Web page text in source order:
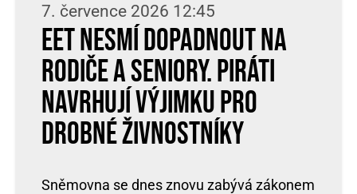
7. července 2026 12:45
EET nesmí dopadnout na
rodiče a seniory. Piráti
navrhují výjimku pro
drobné živnostníky
Sněmovna se dnes znovu zabývá zákonem